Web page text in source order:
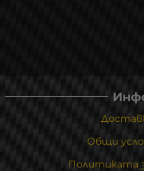
Общи
Политиката